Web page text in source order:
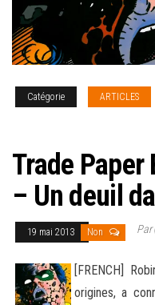
Catégorie ARTICLES
Trade Paper
– Un deuil
19 mai 2013 Non Par
[FRENCH]
origines, a